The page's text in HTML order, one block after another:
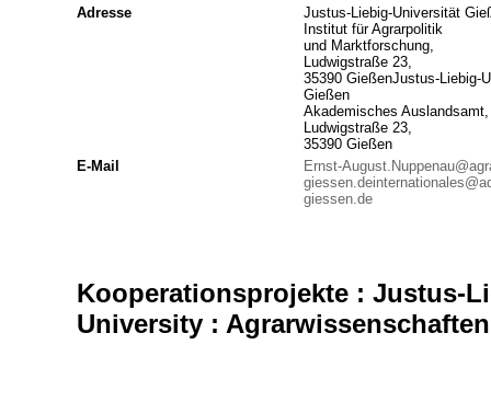
Adresse
Justus-Liebig-Universität
Institut für Agrarpolitik
und Marktforschung,
Ludwigstraße 23,
35390 GießenJustus-Liebig-
Gießen
Akademisches Auslandsamt,
Ludwigstraße 23,
35390 Gießen
E-Mail
Ernst-
giessen.de
giessen.de
Kooperationsprojekte : Justus-
University : Agrarwissenschaften